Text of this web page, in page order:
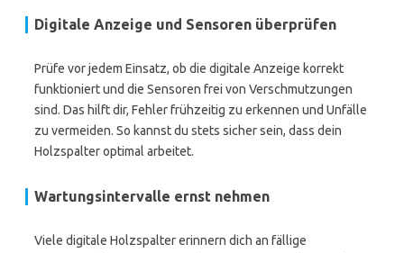
Digitale Anzeige und Sensoren überprüfen
Prüfe vor jedem Einsatz, ob die digitale Anzeige korrekt
funktioniert und die Sensoren frei von Verschmutzungen
sind. Das hilft dir, Fehler frühzeitig zu erkennen und Unfälle
zu vermeiden. So kannst du stets sicher sein, dass dein
Holzspalter optimal arbeitet.
Wartungsintervalle ernst nehmen
Viele digitale Holzspalter erinnern dich an fällige